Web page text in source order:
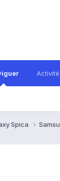
Activité
Spica